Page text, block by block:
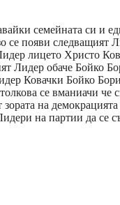
семейната си и
появи следващият
лицето Христо
Лидер обаче Бойко
Ковачки Бойко
се вманиачи
на
на партии да се